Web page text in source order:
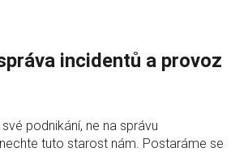
incidentů a provoz
podnikání, ne na správu
tuto starost nám. Postaráme se